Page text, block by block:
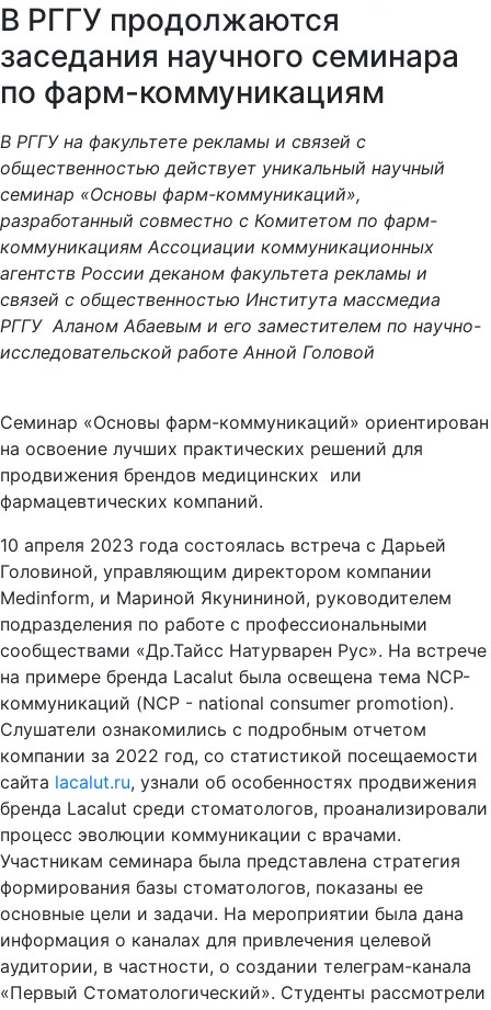
В РГГУ продолжаются
заседания научного семинара
по фарм-коммуникациям
В РГГУ на факультете рекламы и связей с
общественностью действует уникальный научный
семинар «Основы фарм-коммуникаций»,
разработанный совместно с Комитетом по фарм-
коммуникациям Ассоциации коммуникационных
агентств России деканом факультета рекламы и
связей с общественностью Института массмедиа
РГГУ Аланом Абаевым и его заместителем по научно-
исследовательской работе Анной Головой
Семинар «Основы фарм-коммуникаций» ориентирован
на освоение лучших практических решений для
продвижения брендов медицинских или
фармацевтических компаний.
10 апреля 2023 года состоялась встреча с Дарьей
Головиной, управляющим директором компании
Medinform, и Мариной Якунининой, руководителем
подразделения по работе с профессиональными
сообществами «Др.Тайсс Натурварен Рус». На встрече
на примере бренда Lacalut была освещена тема NCP-
коммуникаций (NCP - national consumer promotion).
Слушатели ознакомились с подробным отчетом
компании за 2022 год, со статистикой посещаемости
сайта lacalut.ru, узнали об особенностях продвижения
бренда Lacalut среди стоматологов, проанализировали
процесс эволюции коммуникации с врачами.
Участникам семинара была представлена стратегия
формирования базы стоматологов, показаны ее
основные цели и задачи. На мероприятии была дана
информация о каналах для привлечения целевой
аудитории, в частности, о создании телеграм-канала
«Первый Стоматологический». Студенты рассмотрели